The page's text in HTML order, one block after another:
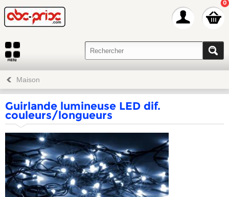
0
Maison
Guirlande lumineuse LED dif.
couleurs/longueurs